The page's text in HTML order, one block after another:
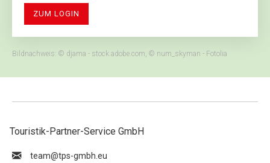
ZUM LOGIN
Bildnachweis: © djama - stock.adobe.com, © num_skyman - Fotolia
Touristik-Partner-Service GmbH
ue.hbmg-spt@maet